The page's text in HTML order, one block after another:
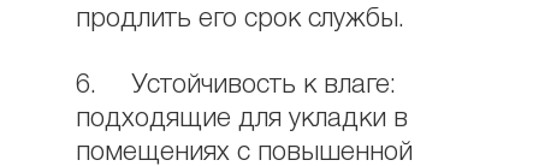
продлить его срок службы.
6. Устойчивость к влаге:
подходящие для укладки в
помещениях с повышенной